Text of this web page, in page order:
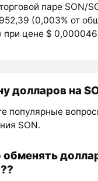
паре SON/
(0,003% от
цене $ 0,000046
долларов на
популярные
SON.